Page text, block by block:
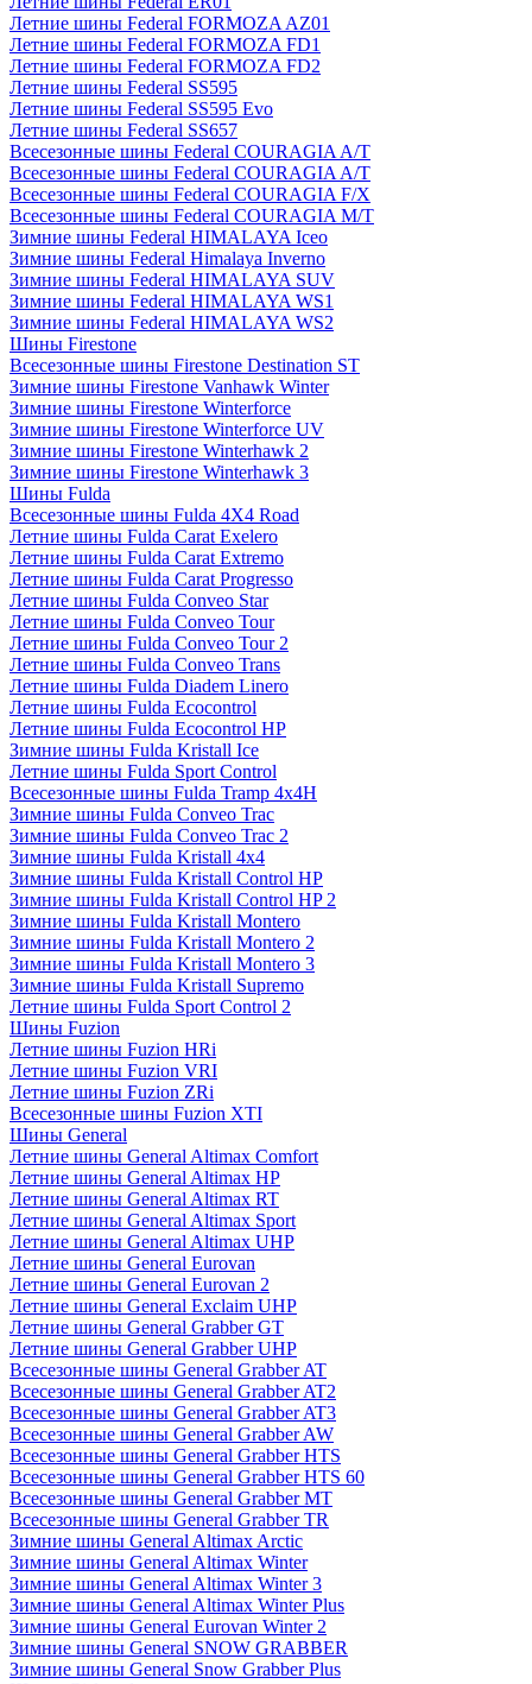
Летние шины Federal FORMOZA AZ01
Летние шины Federal FORMOZA FD1
Летние шины Federal FORMOZA FD2
Летние шины Federal SS595
Летние шины Federal SS595 Evo
Летние шины Federal SS657
Всесезонные шины Federal COURAGIA A/T
Всесезонные шины Federal COURAGIA A/T
Всесезонные шины Federal COURAGIA F/X
Всесезонные шины Federal COURAGIA M/T
Зимние шины Federal HIMALAYA Iceo
Зимние шины Federal Himalaya Inverno
Зимние шины Federal HIMALAYA SUV
Зимние шины Federal HIMALAYA WS1
Зимние шины Federal HIMALAYA WS2
Шины Firestone
Всесезонные шины Firestone Destination ST
Зимние шины Firestone Vanhawk Winter
Зимние шины Firestone Winterforce
Зимние шины Firestone Winterforce UV
Зимние шины Firestone Winterhawk 2
Зимние шины Firestone Winterhawk 3
Шины Fulda
Всесезонные шины Fulda 4X4 Road
Летние шины Fulda Carat Exelero
Летние шины Fulda Carat Extremo
Летние шины Fulda Carat Progresso
Летние шины Fulda Conveo Star
Летние шины Fulda Conveo Tour
Летние шины Fulda Conveo Tour 2
Летние шины Fulda Conveo Trans
Летние шины Fulda Diadem Linero
Летние шины Fulda Ecocontrol
Летние шины Fulda Ecocontrol HP
Зимние шины Fulda Kristall Ice
Летние шины Fulda Sport Control
Всесезонные шины Fulda Tramp 4x4H
Зимние шины Fulda Conveo Trac
Зимние шины Fulda Conveo Trac 2
Зимние шины Fulda Kristall 4x4
Зимние шины Fulda Kristall Control HP
Зимние шины Fulda Kristall Control HP 2
Зимние шины Fulda Kristall Montero
Зимние шины Fulda Kristall Montero 2
Зимние шины Fulda Kristall Montero 3
Зимние шины Fulda Kristall Supremo
Летние шины Fulda Sport Control 2
Шины Fuzion
Летние шины Fuzion HRi
Летние шины Fuzion VRI
Летние шины Fuzion ZRi
Всесезонные шины Fuzion XTI
Шины General
Летние шины General Altimax Comfort
Летние шины General Altimax HP
Летние шины General Altimax RT
Летние шины General Altimax Sport
Летние шины General Altimax UHP
Летние шины General Eurovan
Летние шины General Eurovan 2
Летние шины General Exclaim UHP
Летние шины General Grabber GT
Летние шины General Grabber UHP
Всесезонные шины General Grabber AT
Всесезонные шины General Grabber AT2
Всесезонные шины General Grabber AT3
Всесезонные шины General Grabber AW
Всесезонные шины General Grabber HTS
Всесезонные шины General Grabber HTS 60
Всесезонные шины General Grabber MT
Всесезонные шины General Grabber TR
Зимние шины General Altimax Arctic
Зимние шины General Altimax Winter
Зимние шины General Altimax Winter 3
Зимние шины General Altimax Winter Plus
Зимние шины General Eurovan Winter 2
Зимние шины General SNOW GRABBER
Зимние шины General Snow Grabber Plus